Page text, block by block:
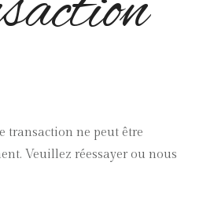
transaction ne peut être
Veuillez réessayer ou nous